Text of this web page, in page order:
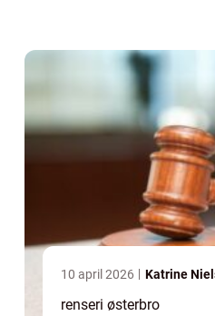
10 april 2026 Katrine
renseri østerbro